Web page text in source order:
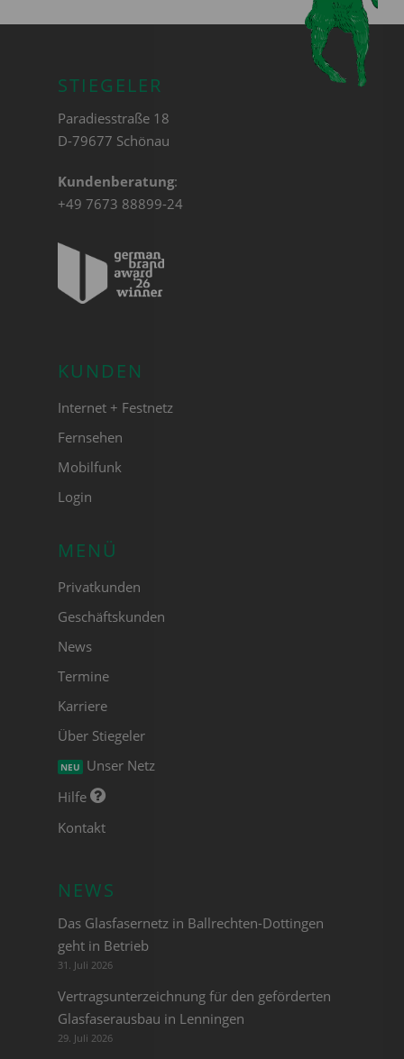
STIEGELER
Paradiesstraße 18
D-79677 Schönau
Kundenberatung:
+49 7673 88899-24
KUNDEN
Internet + Festnetz
Fernsehen
Mobilfunk
Login
MENÜ
Privatkunden
Geschäftskunden
News
Termine
Karriere
Über Stiegeler
NEU
Unser Netz
Hilfe
Kontakt
NEWS
Das Glasfasernetz in Ballrechten-Dottingen
geht in Betrieb
31. Juli 2026
Vertragsunterzeichnung für den geförderten
Glasfaserausbau in Lenningen
29. Juli 2026